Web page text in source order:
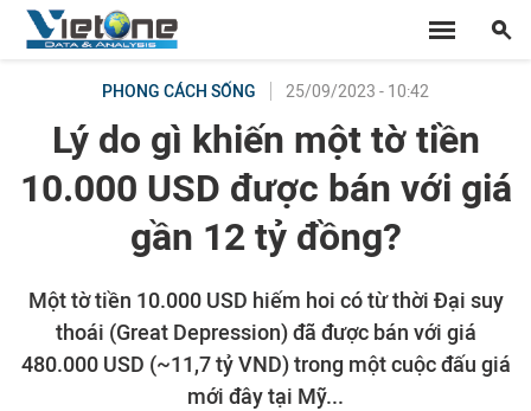
PHONG CÁCH SỐNG 25/09/2023 - 10:42
Lý do gì khiến một tờ tiền
10.000 USD được bán với giá
gần 12 tỷ đồng?
Một tờ tiền 10.000 USD hiếm hoi có từ thời Đại suy
thoái (Great Depression) đã được bán với giá
480.000 USD (~11,7 tỷ VND) trong một cuộc đấu giá
mới đây tại Mỹ...